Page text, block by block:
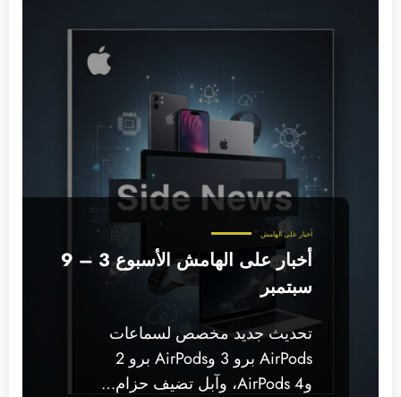
أخبار على الهامش
أخبار على الهامش الأسبوع 3 – 9
سبتمبر
تحديث جديد مخصص لسماعات
AirPods برو 3 وAirPods برو 2
وAirPods 4، وآبل تضيف حزام…